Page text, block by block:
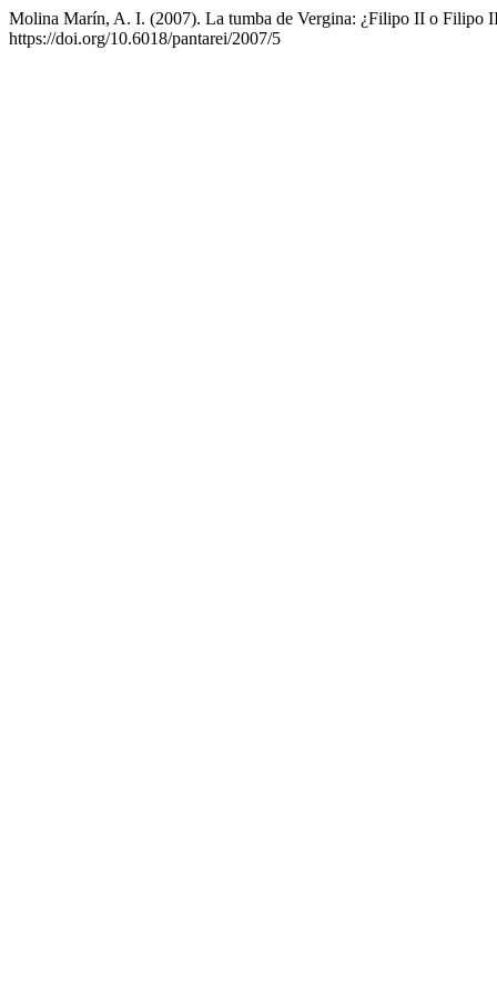
Molina Marín, A. I. (2007). La tumba de Vergina: ¿Filipo II o Filipo
https://doi.org/10.6018/pantarei/2007/5